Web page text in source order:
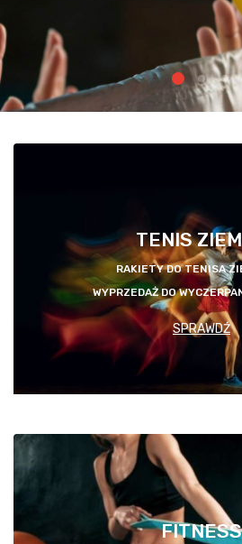
TENIS
RAKIETY DO TENISA
WYPRZEDAŻ DO
SPRAWDŹ
FITNESS